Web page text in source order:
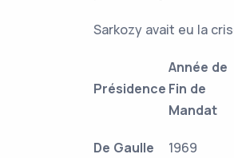
Sarkozy avait eu la
Présidence
Année de
Fin de
Mandat
De Gaulle 1969